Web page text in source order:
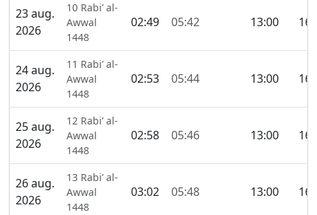
23 aug.
2026
10 Rabi’ al-
Awwal
1448
02:49 05:42 13:00
24 aug.
2026
11 Rabi’ al-
Awwal
1448
02:53 05:44 13:00
25 aug.
2026
12 Rabi’ al-
Awwal
1448
02:58 05:46 13:00
26 aug.
2026
13 Rabi’ al-
Awwal
1448
03:02 05:48 13:00